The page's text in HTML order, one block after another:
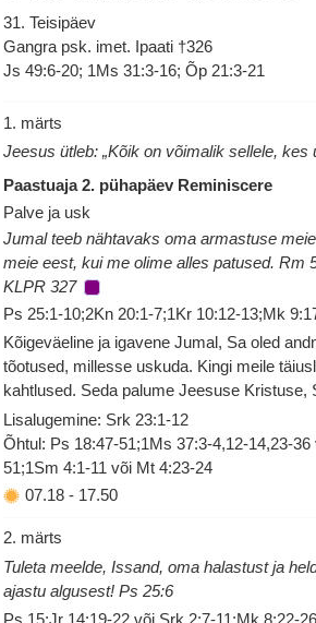
31. Teisipäev
Gangra psk. imet. Ipaati †326
Js 49:6-20; 1Ms 31:3-16; Õp 21:3-21
1. märts
Jeesus ütleb: „Kõik on võimalik sellele, kes
Paastuaja 2. pühapäev Reminiscere
Palve ja usk
Jumal teeb nähtavaks oma armastuse
meie eest, kui me olime alles patused. Rm
KLPR 327
Ps 25:1-10;2Kn 20:1-7;1Kr 10:12-13;Mk
Kõigeväeline ja igavene Jumal, Sa oled
tõotused, millesse uskuda. Kingi meile
kahtlused. Seda palume Jeesuse Kristuse,
Lisalugemine: Srk 23:1-12
Õhtul: Ps 18:47-51;1Ms 37:3-4,12-14,23-
51;1Sm 4:1-11 või Mt 4:23-24
07.18 - 17.50
2. märts
Tuleta meelde, Issand, oma halastust ja
ajastu algusest! Ps 25:6
Ps 15;Jr 14:19-22 või Srk 2:7-11;Mk 8:22-26